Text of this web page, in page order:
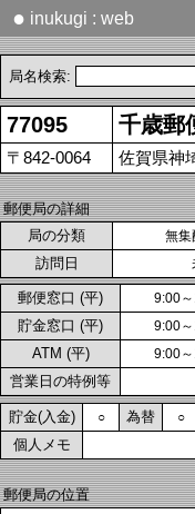
● inukugi : web
局名検索:
77095 千歳郵
〒842-0064 佐賀県神
郵便局の詳細
局の分類
無集
訪問日
郵便窓口 (平) 9:00
貯金窓口 (平) 9:00
ATM (平) 9:00
営業日の特例等
貯金(入金) ○ 為替 ○
個人メモ
郵便局の位置